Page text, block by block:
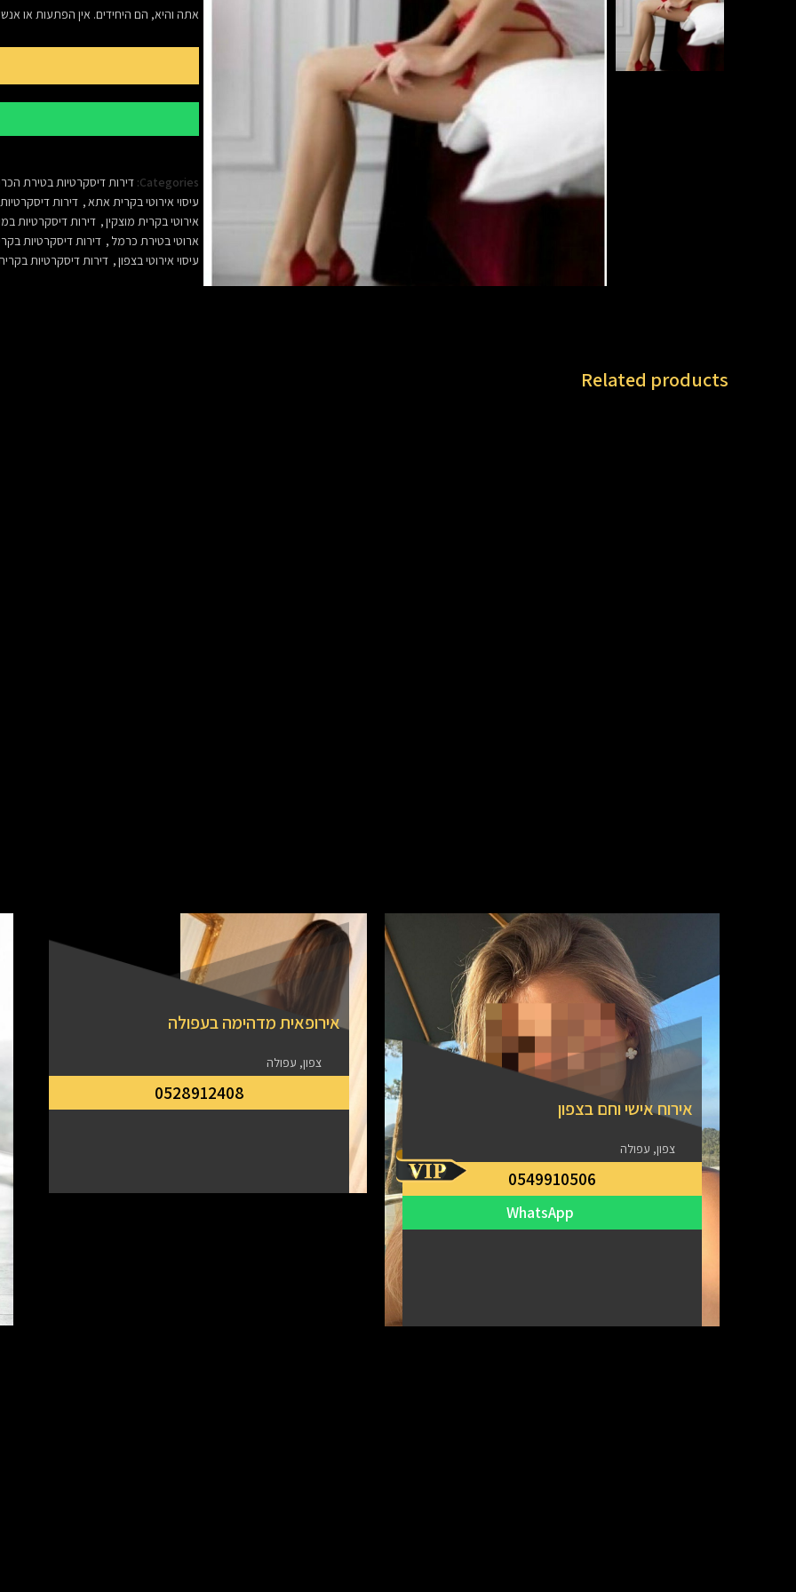
אתה והיא, הם היחידים. אין הפתעות או
Categories: דירות דיסקרטיות בטירת
עיסוי אירוטי בקרית אתא, דירות
אירוטי בקרית מוצקין, דירות דיסקרטיות
ארוטי בטירת כרמל , דירות דיסקרטיות
עיסוי אירוטי בצפון, דירות דיסקרטיות
Related products
אירוח אישי וחם בצפון
צפון, עפולה
0549910506
אירופאית מדהימה בעפולה
צפון, עפולה
0528912408